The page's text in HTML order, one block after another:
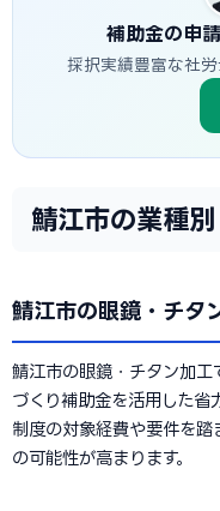
補助金の申
採択実績豊富な社
鯖江市の業種
鯖江市の眼鏡・チタ
鯖江市の眼鏡・チタン加
づくり補助金を活用した省
制度の対象経費や要件を踏
の可能性が高まります。